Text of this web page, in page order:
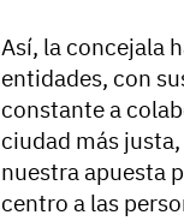
Así, la concejala
entidades, con
constante a
ciudad más
nuestra apuesta
centro a las